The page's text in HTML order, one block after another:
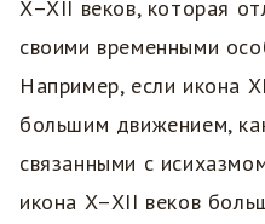
X–XII веков, которая
своими временными
Например, если икона
большим движением,
связанными с
икона X–XII веков